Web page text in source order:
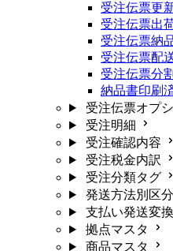
受注伝票更
受注伝票出
受注伝票納
受注伝票配
受注伝票分割
納品書印刷
受注伝票オプ
受注明細
受注確認内容
受注税金内訳
受注分類タグ
発送方法別区分
支払い発送変換
拠点マスタ
商品マスタ